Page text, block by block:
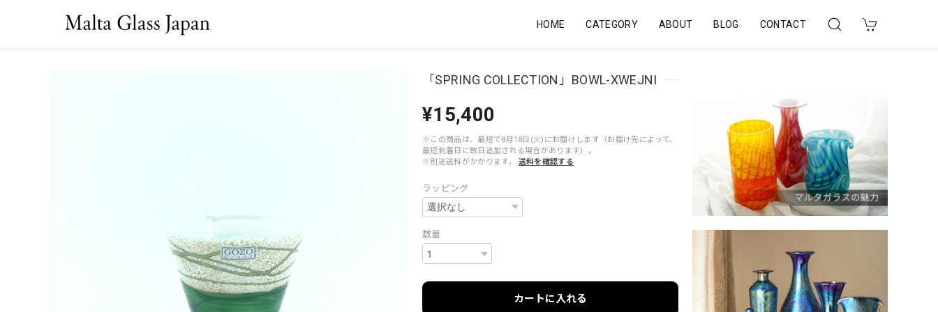
HOME CATEGORY ABOUT BLOG CONTACT
「SPRING COLLECTION」BOWL-XWEJNI
¥15,400
※この商品は、最短で8月18日(火)にお届けします（お届け先によって、
最短到着日に数日追加される場合があります）。
※別途送料がかかります。
送料を確認する
ラッピング
数量
カートに入れる